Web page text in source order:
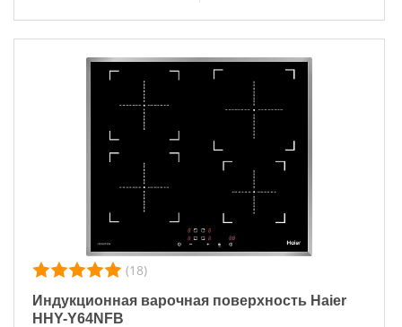
(18)
Индукционная варочная поверхность Haier
HHY-Y64NFB